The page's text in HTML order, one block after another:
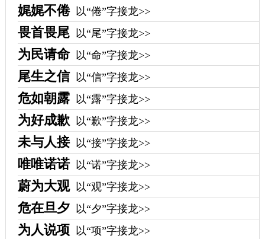
娓娓不倦 以“倦”字接龙>>
畏首畏尾 以“尾”字接龙>>
为民请命 以“命”字接龙>>
尾生之信 以“信”字接龙>>
危如朝露 以“露”字接龙>>
为好成歉 以“歉”字接龙>>
未与人接 以“接”字接龙>>
唯唯诺诺 以“诺”字接龙>>
蔚为大观 以“观”字接龙>>
危在旦夕 以“夕”字接龙>>
为人说项 以“项”字接龙>>